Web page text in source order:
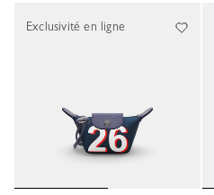
Exclusivité en ligne